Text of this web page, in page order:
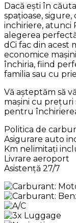
Dacă ești în
spațioase,
inchiriere, atunci
alegerea
dCi fac din acest
economice
închiria, fiind
familia sau cu
Vă așteptăm să
mașini cu prețuri
pentru
Politica de
Asigurare auto
Km nelimitați
Livrare aeroport
Asistență 27/7